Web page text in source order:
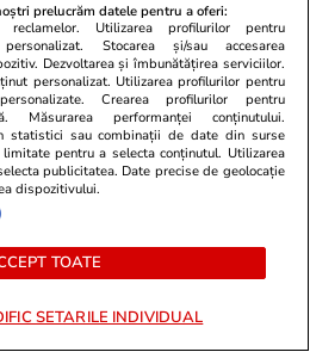
17:44
aerian
aparat au
prelucrăm datele pentru a oferi:
reclamelor. Utilizarea profilurilor pentru
Stocarea și/sau accesarea
Dezvoltarea și îmbunătățirea serviciilor.
personalizat. Utilizarea profilurilor pentru
Crearea profilurilor pentru
Măsurarea performanței conținutului.
statistici sau combinații de date din surse
pentru a selecta conținutul. Utilizarea
publicitatea. Date precise de geolocație
dispozitivului.
TOATE
SETARILE INDIVIDUAL